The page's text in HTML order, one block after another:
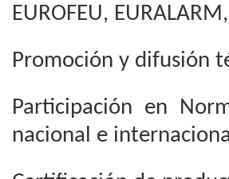
EUROFEU,
Promoción y difusión
Participación en
nacional e